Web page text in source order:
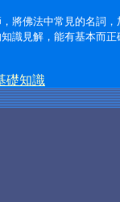
將佛法中常見的名詞，
識見解，能有基本而正
礎知識